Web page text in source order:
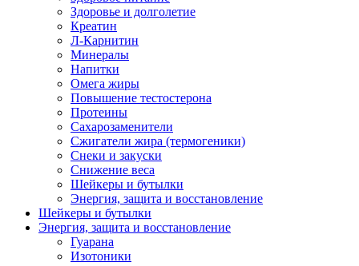
Здоровье и долголетие
Креатин
Л-Карнитин
Минералы
Напитки
Омега жиры
Повышение тестостерона
Протеины
Сахарозаменители
Сжигатели жира (термогеники)
Снеки и закуски
Снижение веса
Шейкеры и бутылки
Энергия, защита и восстановление
Шейкеры и бутылки
Энергия, защита и восстановление
Гуарана
Изотоники